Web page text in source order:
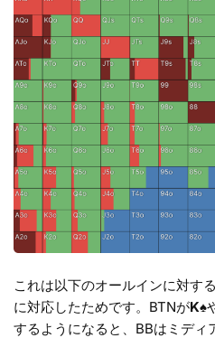
これは以下のオールインに対す
に対応したためです。BTNがK♠
するようになると、BBはミディ